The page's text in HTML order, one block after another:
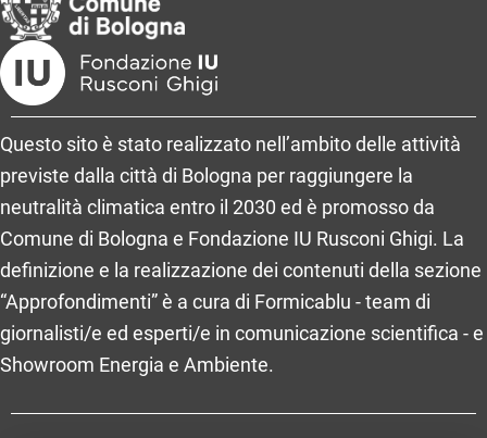
Questo sito è stato realizzato nell’ambito delle attività
previste dalla città di Bologna per raggiungere la
neutralità climatica entro il 2030 ed è promosso da
Comune di Bologna e Fondazione IU Rusconi Ghigi. La
definizione e la realizzazione dei contenuti della sezione
“Approfondimenti” è a cura di Formicablu - team di
giornalisti/e ed esperti/e in comunicazione scientifica - e
Showroom Energia e Ambiente.